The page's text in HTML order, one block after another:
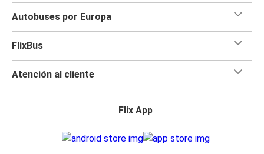
Autobuses por Europa
FlixBus
Atención al cliente
Flix App